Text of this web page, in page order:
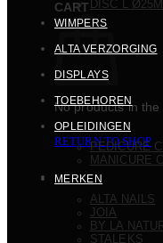
CART
No products in the
RETURN TO SHOP
DISC L
WIMPERS
ALTA VERZORGING
DISPLAYS
TOEBEHOREN
OPLEIDINGEN
PEDICURE
MANICURE
MERKEN
ALTA NAILS
JOIA
BY LA
STALEKS